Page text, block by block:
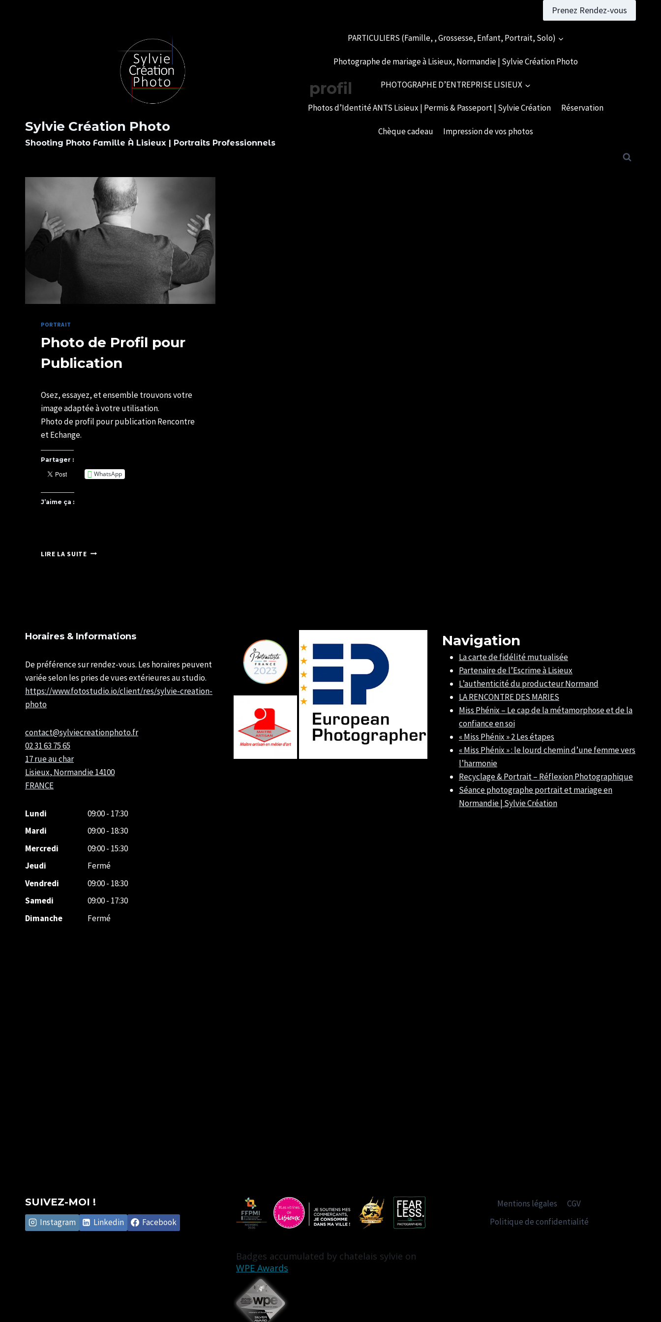
Prenez Rendez-vous
Sylvie Création Photo
Shooting Photo Famille À Lisieux | Portraits Professionnels
PARTICULIERS (Famille, , Grossesse, Enfant, Portrait, Solo)
Photographe de mariage à Lisieux, Normandie | Sylvie Création Photo
PHOTOGRAPHE D’ENTREPRISE LISIEUX
Photos d’Identité ANTS Lisieux | Permis & Passeport | Sylvie Création Réservation
Chèque cadeau Impression de vos photos
profil
PORTRAIT
Photo de Profil pour
Publication
SYLVIE
CHATELAIS
Osez, essayez, et ensemble trouvons votre
image adaptée à votre utilisation.
Photo de profil pour publication Rencontre
et Echange.
Partager :
WhatsApp
J’aime ça :
LIRE LA SUITEPHOTO
Horaires & Informations
De préférence sur rendez-vous. Les horaires peuvent
variée selon les pries de vues extérieures au studio.
https://www.fotostudio.io/client/res/sylvie-creation-
photo
contact@sylviecreationphoto.fr
02 31 63 75 65
17 rue au char
Lisieux, Normandie14100
FRANCE
Lundi
09:00 - 17:30
Mardi
09:00 - 18:30
Mercredi
09:00 - 15:30
Jeudi
Fermé
Vendredi
09:00 - 18:30
Samedi
09:00 - 17:30
Dimanche
Fermé
Navigation
La carte de fidélité mutualisée
Partenaire de l’Escrime à Lisieux
L’authenticité du producteur Normand
LA RENCONTRE DES MARIES
Miss Phénix – Le cap de la métamorphose et de la
confiance en soi
« Miss Phénix » 2 Les étapes
« Miss Phénix » : le lourd chemin d’une femme vers
l’harmonie
Recyclage & Portrait – Réflexion Photographique
Séance photographe portrait et mariage en
Normandie | Sylvie Création
SUIVEZ-MOI !
Instagram Linkedin Facebook
Mentions légales
CGV
Politique de confidentialité